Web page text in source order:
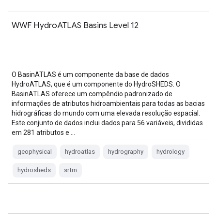
WWF HydroATLAS Basins Level 12
O BasinATLAS é um componente da base de dados
HydroATLAS, que é um componente do HydroSHEDS. O
BasinATLAS oferece um compêndio padronizado de
informações de atributos hidroambientais para todas as bacias
hidrográficas do mundo com uma elevada resolução espacial.
Este conjunto de dados inclui dados para 56 variáveis, divididas
em 281 atributos e …
geophysical hydroatlas hydrography hydrology
hydrosheds srtm